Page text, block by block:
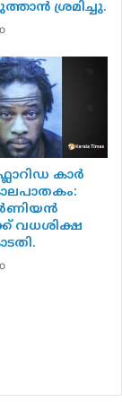
22
നിലവിൽ
ശ്രമിച്ചു.
കാർ
വധശിക്ഷ